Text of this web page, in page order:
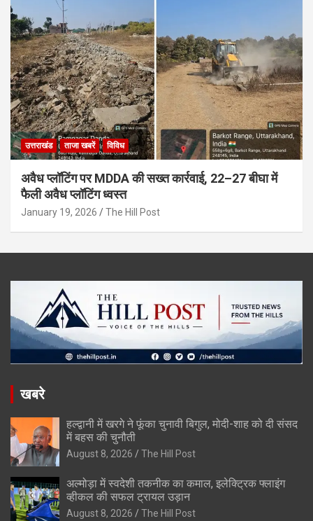
उत्तराखंड ताजा खबरें विविध
अवैध प्लॉटिंग पर MDDA की सख्त कार्रवाई, 22–27 बीघा में
फैली अवैध प्लॉटिंग ध्वस्त
January 19, 2026 The Hill Post
खबरे
हल्द्वानी में खरगे ने फूंका चुनावी बिगुल, मोदी-शाह को दी संसद
में बहस की चुनौती
August 8, 2026 The Hill Post
अल्मोड़ा में स्वदेशी तकनीक का कमाल, इलेक्ट्रिक फ्लाइंग
व्हीकल की सफल ट्रायल उड़ान
August 8, 2026 The Hill Post